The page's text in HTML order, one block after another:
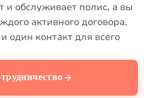
и обслуживает полис, а вы
активного договора.
один контакт для всего